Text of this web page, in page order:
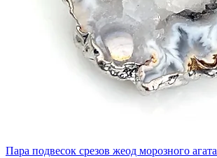
Пара подвесок срезов жеод морозного агата